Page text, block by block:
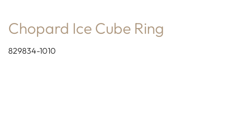
Chopard Ice Cube Ring
829834-1010